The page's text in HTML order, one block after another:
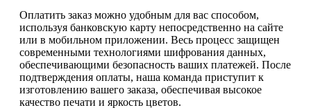
Оплатить заказ можно удобным для вас способом,
используя банковскую карту непосредственно на сайте
или в мобильном приложении. Весь процесс защищен
современными технологиями шифрования данных,
обеспечивающими безопасность ваших платежей. После
подтверждения оплаты, наша команда приступит к
изготовлению вашего заказа, обеспечивая высокое
качество печати и яркость цветов.